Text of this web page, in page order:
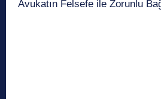
Avukatın Felsefe ile Zorunlu